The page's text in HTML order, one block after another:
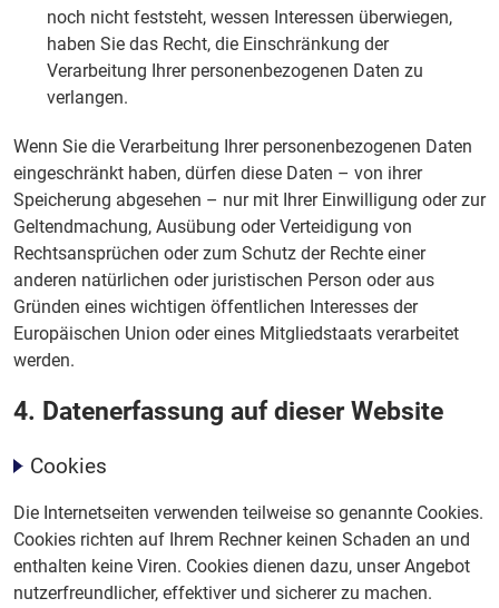
noch nicht feststeht, wessen Interessen überwiegen,
haben Sie das Recht, die Einschränkung der
Verarbeitung Ihrer personenbezogenen Daten zu
verlangen.
Wenn Sie die Verarbeitung Ihrer personenbezogenen Daten
eingeschränkt haben, dürfen diese Daten – von ihrer
Speicherung abgesehen – nur mit Ihrer Einwilligung oder zur
Geltendmachung, Ausübung oder Verteidigung von
Rechtsansprüchen oder zum Schutz der Rechte einer
anderen natürlichen oder juristischen Person oder aus
Gründen eines wichtigen öffentlichen Interesses der
Europäischen Union oder eines Mitgliedstaats verarbeitet
werden.
4. Datenerfassung auf dieser Website
Cookies
Die Internetseiten verwenden teilweise so genannte Cookies.
Cookies richten auf Ihrem Rechner keinen Schaden an und
enthalten keine Viren. Cookies dienen dazu, unser Angebot
nutzerfreundlicher, effektiver und sicherer zu machen.